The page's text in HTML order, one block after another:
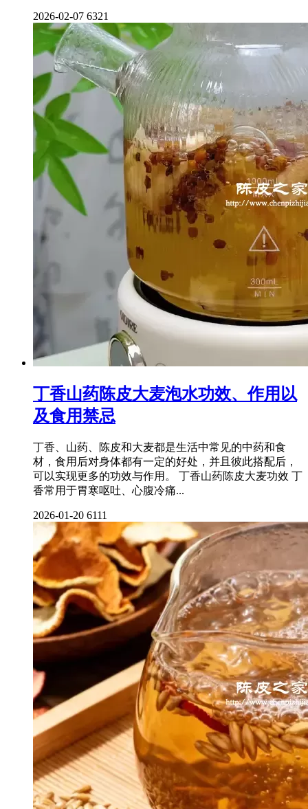
2026-02-07 6321
丁香山药陈皮大麦泡水功效、作用以
及食用禁忌
丁香、山药、陈皮和大麦都是生活中常见的中药和食
材，食用后对身体都有一定的好处，并且彼此搭配后，
可以实现更多的功效与作用。 丁香山药陈皮大麦功效 丁
香常用于胃寒呕吐、心腹冷痛...
2026-01-20 6111